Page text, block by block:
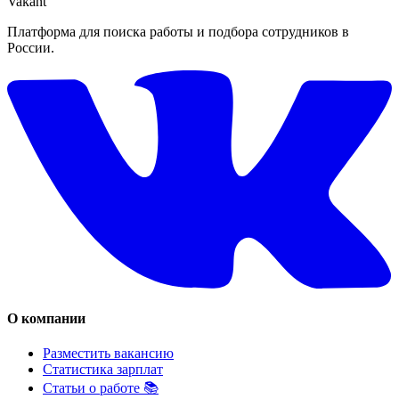
Платформа для поиска работы и подбора сотрудников в
России.
О компании
Разместить вакансию
Статистика зарплат
Статьи о работе 📚